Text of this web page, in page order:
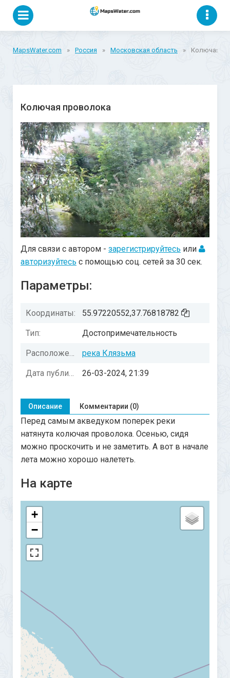
MapsWater.com » Россия » Московская область » Колючая
Колючая проволока
Для связи с автором - зарегистрируйтесь или
авторизуйтесь с помощью соц. сетей за 30 сек.
Параметры:
Координаты: 55.97220552,37.76818782
Тип: Достопримечательность
Расположение: река Клязьма
Дата публикации: 26-03-2024, 21:39
Описание Комментарии (0)
Перед самым акведуком поперек реки
натянута колючая проволока. Осенью, сидя
можно проскочить и не заметить. А вот в начале
лета можно хорошо налететь.
На карте
+
−